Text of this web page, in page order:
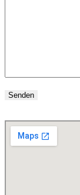
Senden